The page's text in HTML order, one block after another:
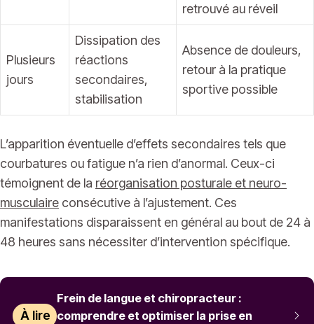
retrouvé au réveil
Plusieurs
jours
Dissipation des
réactions
secondaires,
stabilisation
Absence de douleurs,
retour à la pratique
sportive possible
L’apparition éventuelle d’effets secondaires tels que
courbatures ou fatigue n’a rien d’anormal. Ceux-ci
témoignent de la réorganisation posturale et neuro-
musculaire consécutive à l’ajustement. Ces
manifestations disparaissent en général au bout de 24 à
48 heures sans nécessiter d’intervention spécifique.
À lire
Frein de langue et chiropracteur :
comprendre et optimiser la prise en